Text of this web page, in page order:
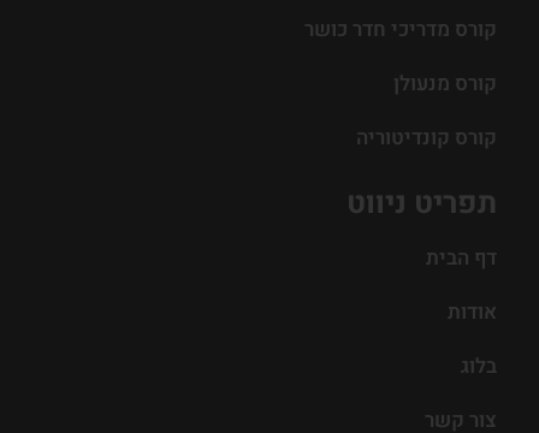
תפריט ניווט
דף הבית
אודות
בלוג
צור קשר
קורס מדריכי חדר כושר
קורס מנעולן
קורס קונדיטוריה